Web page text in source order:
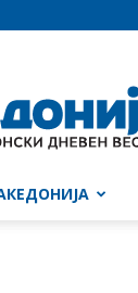
Македонија